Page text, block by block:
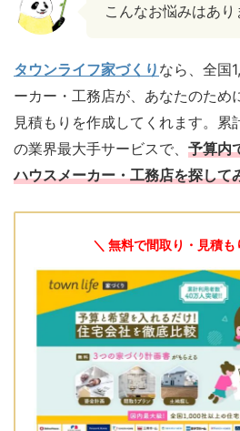
こんなお悩みはあり
タウンライフ家づくり なら、全国
ーカー・工務店が、あなたのため
見積もりを作成してくれます。累
の業界最大手サービスで、 予算内
ハウスメーカー・工務店を探して
＼ 無料で間取り・見積も